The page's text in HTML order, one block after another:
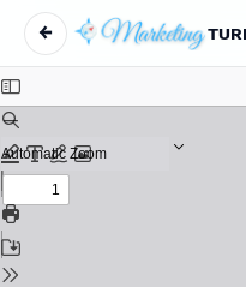
←
Return to Article